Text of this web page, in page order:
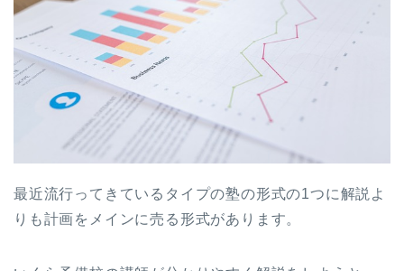
最近流行ってきているタイプの塾の形式の1つに解説よ
りも計画をメインに売る形式があります。